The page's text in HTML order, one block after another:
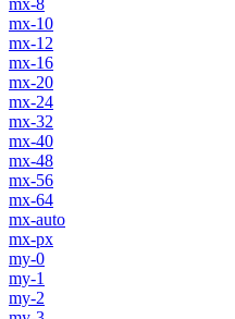
mx-10
mx-12
mx-16
mx-20
mx-24
mx-32
mx-40
mx-48
mx-56
mx-64
mx-auto
mx-px
my-0
my-1
my-2